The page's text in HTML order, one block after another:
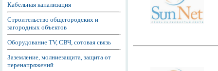
Кабельная канализация
Строительство общегородских и
загородных объектов
Оборудование TV, СВЧ, сотовая связь
Заземление, молниезащита, защита от
перенапряжений